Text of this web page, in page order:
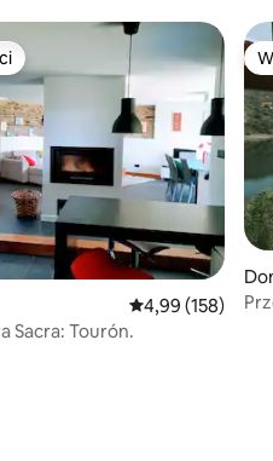
recenzji: 108
z kategorii Wybór gości
Średnia ocena:
4,99 (158)
Sacra: Tourón.